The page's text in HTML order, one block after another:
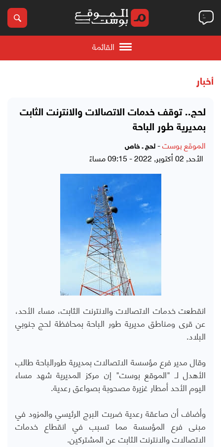
القائمة
أخبار
لحج.. توقف خدمات الاتصالات والانترنت الثابت
بمديرية طور الباحة
الموقع بوست- لحج ـ خاص
الأحد, 02 أكتوبر, 2022 - 09:15 مساءً
انقطعت خدمات الاتصالات والانترنت الثابت، مساء الأحد،
عن قرى ومناطق مديرية طور الباحة بمحافظة لحج جنوبي
البلاد.
وقال مدير فرع مؤسسة الاتصالات بمديرية طورالباحة طالب
الأهدل لـ "الموقع بوست" إن مركز المديرية شهد مساء
اليوم الأحد أمطار غزيرة مصحوبة بصواعق رعدية.
وأضاف أن صاعقة رعدية ضربت البرج الرئيسي والمزود في
مبنى فرع المؤسسة مما تسبب في انقطاع خدمات
الاتصالات والانترنت الثابت عن المشتركين.